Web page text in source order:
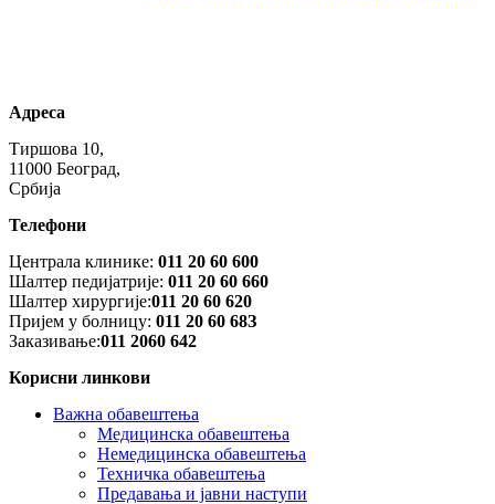
Адреса
Тиршова 10,
11000 Београд,
Србија
Телефони
Централа клинике: 011 20 60 600
Шалтер педијатрије: 011 20 60 660
Шалтер хирургије:011 20 60 620
Пријем у болницу: 011 20 60 68З
Заказивање:011 2060 642
Корисни линкови
Важна обавештења
Медицинска обавештења
Немедицинска обавештења
Техничка обавештења
Предавања и јавни наступи